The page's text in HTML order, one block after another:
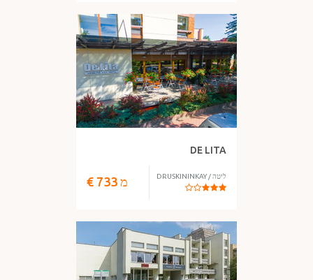
DE LITA
ליטה/
DRUSKININKAY מ 733
€